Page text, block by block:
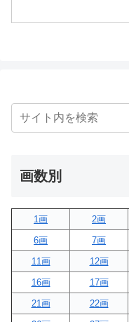
画数別
1画 2画
6画
7画
11画
12画
16画
17画
21画
22画